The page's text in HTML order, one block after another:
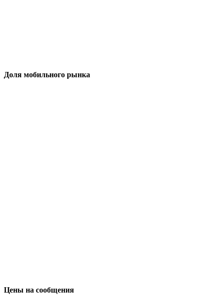
Доля мобильного рынка
Цены на сообщения